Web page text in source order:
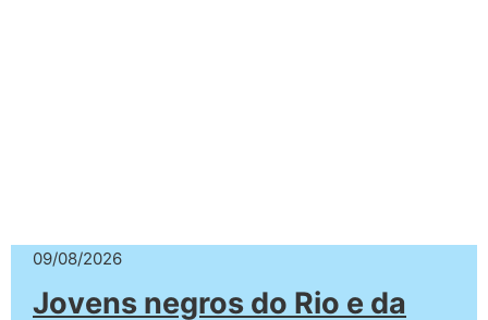
09/08/2026
Jovens negros do Rio e da